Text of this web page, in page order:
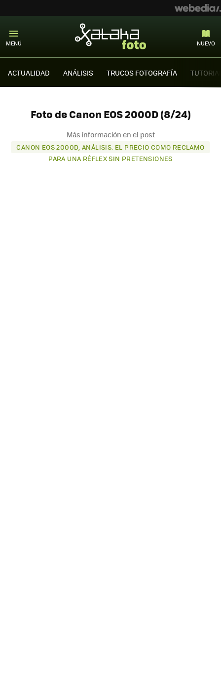
MENÚ NUEVO
ACTUALIDAD ANÁLISIS TRUCOS FOTOGRAFÍA
Foto de Canon EOS 2000D (8/24)
Más información en el post
CANON EOS 2000D, ANÁLISIS: EL PRECIO COMO RECLAMO
PARA UNA RÉFLEX SIN PRETENSIONES